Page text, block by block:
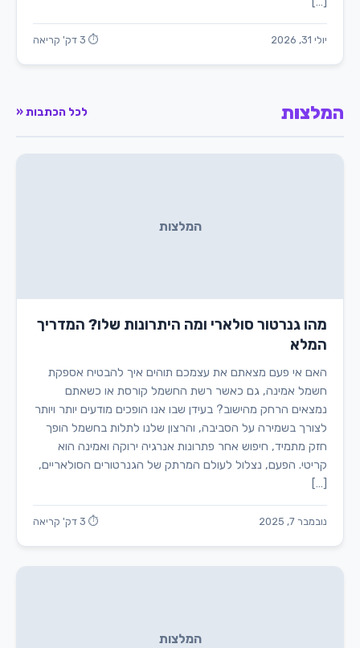
יולי 31, 2026 ⏱ 3 דק' קריאה
המלצות לכל הכתבות «
המלצות
מהו גנרטור סולארי ומה היתרונות שלו? המדריך
המלא
האם אי פעם מצאתם את עצמכם תוהים איך להבטיח אספקת
חשמל אמינה, גם כאשר רשת החשמל קורסת או כשאתם
נמצאים הרחק מהישוב? בעידן שבו אנו הופכים מודעים יותר ויותר
לצורך בשמירה על הסביבה, והרצון שלנו לתלות בחשמל הופך
חזק מתמיד, חיפוש אחר פתרונות אנרגיה ירוקה ואמינה הוא
קריטי. הפעם, נצלול לעולם המרתק של הגנרטורים הסולאריים,
[…]
נובמבר 7, 2025 ⏱ 3 דק' קריאה
המלצות